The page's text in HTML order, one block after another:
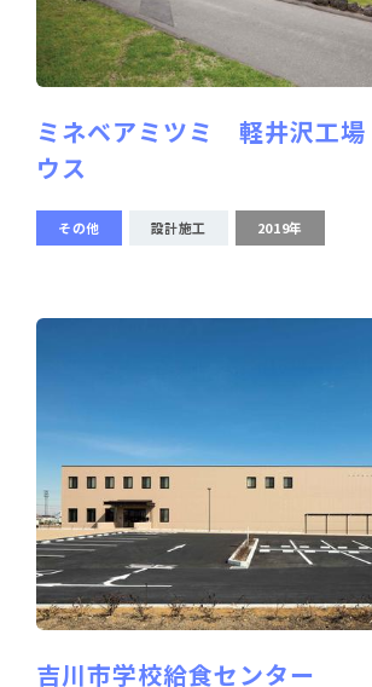
ミネベアミツミ 軽井沢工
ウス
その他 設計施工 2019年
吉川市学校給食センター